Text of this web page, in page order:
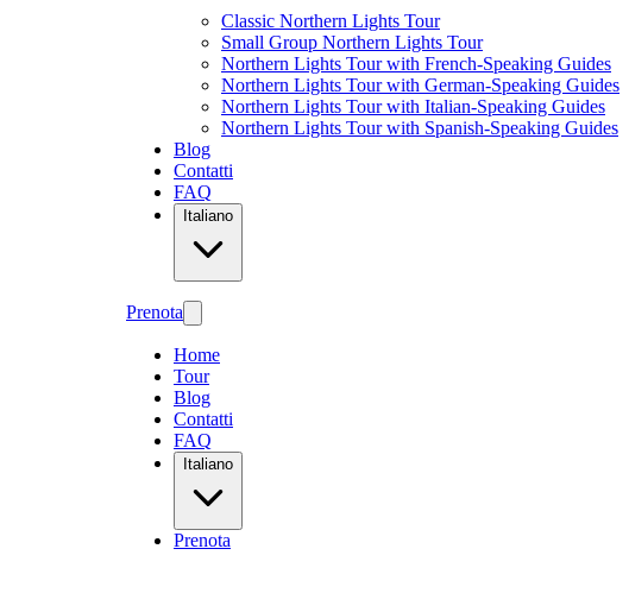
Classic Northern Lights Tour
Small Group Northern Lights Tour
Northern Lights Tour with French-Speaking Guides
Northern Lights Tour with German-Speaking Guides
Northern Lights Tour with Italian-Speaking Guides
Northern Lights Tour with Spanish-Speaking Guides
Blog
Contatti
FAQ
Italiano
Prenota
Home
Tour
Blog
Contatti
FAQ
Italiano
Prenota